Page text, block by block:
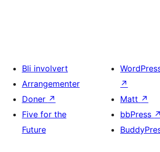
Bli involvert
Arrangementer
Doner ↗
Five for the
Future
↗
Matt ↗
bbPress ↗